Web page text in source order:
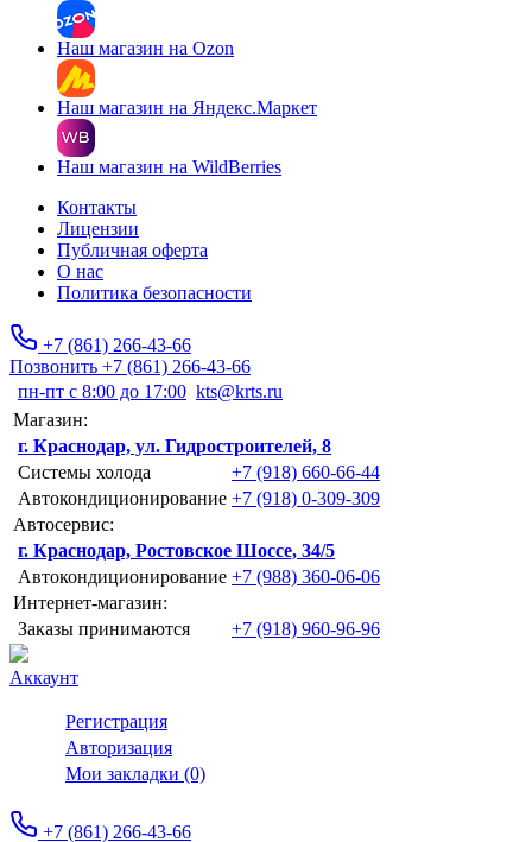
Наш магазин на Ozon
Наш магазин на Яндекс.Маркет
Наш магазин на WildBerries
Контакты
Лицензии
Публичная оферта
О нас
Политика безопасности
+7 (861) 266-43-66
Позвонить +7 (861) 266-43-66
пн-пт с 8:00 до 17:00 kts@krts.ru
Магазин:
г. Краснодар, ул. Гидростроителей, 8
Системы холода
+7 (918) 660-66-44
Автокондиционирование +7 (918) 0-309-309
Автосервис:
г. Краснодар, Ростовское Шоссе, 34/5
Автокондиционирование +7 (988) 360-06-06
Интернет-магазин:
Заказы принимаются
+7 (918) 960-96-96
Аккаунт
Регистрация
Авторизация
Мои закладки (0)
+7 (861) 266-43-66